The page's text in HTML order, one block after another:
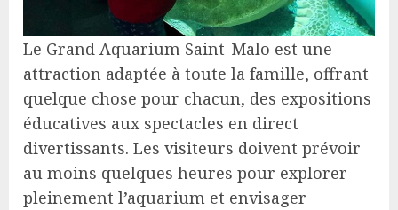
Le Grand Aquarium Saint-Malo est une
attraction adaptée à toute la famille, offrant
quelque chose pour chacun, des expositions
éducatives aux spectacles en direct
divertissants. Les visiteurs doivent prévoir
au moins quelques heures pour explorer
pleinement l’aquarium et envisager